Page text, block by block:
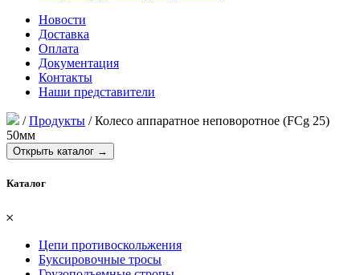
Новости
Доставка
Оплата
Документация
Контакты
Наши представители
/Продукты /Колесо аппаратное неповоротное (FCg 25)
50мм
Открыть каталог →
Каталог
𐄂
Цепи противоскольжения
Буксировочные тросы